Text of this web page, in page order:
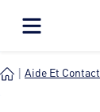
Aide Et Contact